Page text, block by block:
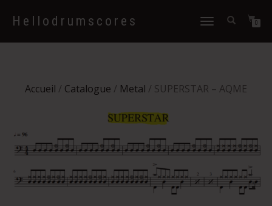
Hellodrumscores
Déplier
navigation
0
Accueil / Catalogue / Metal / SUPERSTAR – AQME